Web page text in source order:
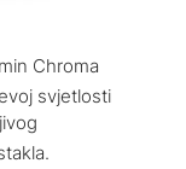
Chroma
svjetlosti